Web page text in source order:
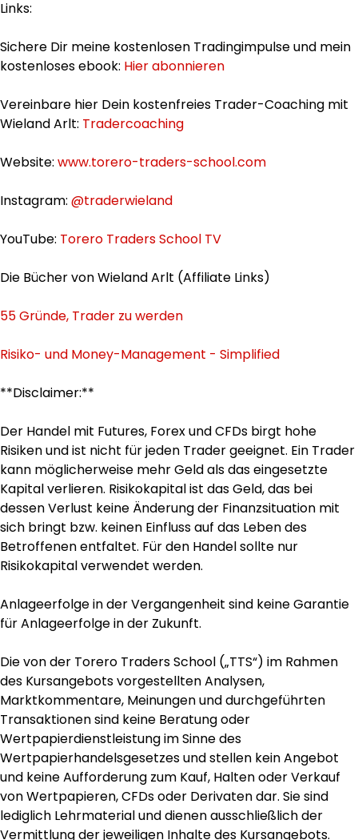
Links:
Sichere Dir meine kostenlosen Tradingimpulse und mein
kostenloses ebook: Hier abonnieren
Vereinbare hier Dein kostenfreies Trader-Coaching mit
Wieland Arlt: Tradercoaching
Website: www.torero-traders-school.com
Instagram: @traderwieland
YouTube: Torero Traders School TV
Die Bücher von Wieland Arlt (Affiliate Links)
55 Gründe, Trader zu werden
Risiko- und Money-Management - Simplified
**Disclaimer:**
Der Handel mit Futures, Forex und CFDs birgt hohe
Risiken und ist nicht für jeden Trader geeignet. Ein Trader
kann möglicherweise mehr Geld als das eingesetzte
Kapital verlieren. Risikokapital ist das Geld, das bei
dessen Verlust keine Änderung der Finanzsituation mit
sich bringt bzw. keinen Einfluss auf das Leben des
Betroffenen entfaltet. Für den Handel sollte nur
Risikokapital verwendet werden.
Anlageerfolge in der Vergangenheit sind keine Garantie
für Anlageerfolge in der Zukunft.
Die von der Torero Traders School („TTS“) im Rahmen
des Kursangebots vorgestellten Analysen,
Marktkommentare, Meinungen und durchgeführten
Transaktionen sind keine Beratung oder
Wertpapierdienstleistung im Sinne des
Wertpapierhandelsgesetzes und stellen kein Angebot
und keine Aufforderung zum Kauf, Halten oder Verkauf
von Wertpapieren, CFDs oder Derivaten dar. Sie sind
lediglich Lehrmaterial und dienen ausschließlich der
Vermittlung der jeweiligen Inhalte des Kursangebots.